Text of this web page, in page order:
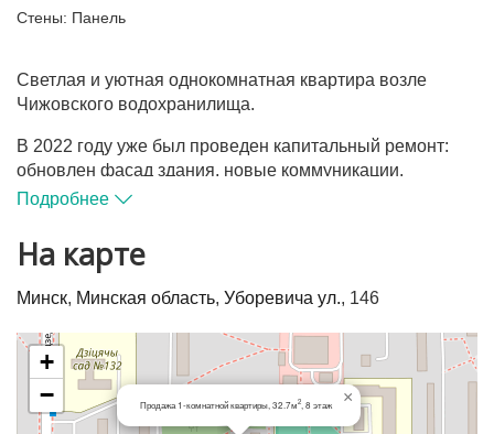
Стены: Панель
Светлая и уютная однокомнатная квартира возле
Чижовского водохранилища.
В 2022 году уже был проведен капитальный ремонт:
обновлен фасад здания, новые коммуникации,
установлены счётчики учёта воды и газа. Ухоженный
площадкой. На придомовой территории несколько
гостевых парковок.
Отличная планировка: широкая жилая комната с
выходом на лоджию, раздельный санузел, просторная
кухня, удобный коридор.
На полу уложен ламинат. Кухонный гарнитур с
техникой. В оконных проемах установлены
Подробнее
На карте
Минск, Минская область, Уборевича ул., 146
Продажа 1-комнатной квартиры, 32.7м2 , 8 этаж ×
+
−